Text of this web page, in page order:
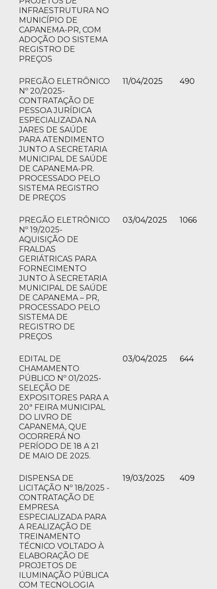
INFRAESTRUTURA NO
MUNICÍPIO DE
CAPANEMA-PR, COM
ADOÇÃO DO SISTEMA
REGISTRO DE
PREÇOS
PREGÃO ELETRÔNICO
Nº 20/2025-
CONTRATAÇÃO DE
PESSOA JURÍDICA
ESPECIALIZADA NA
JARES DE SAÚDE
PARA ATENDIMENTO
JUNTO A SECRETARIA
MUNICIPAL DE SAÚDE
DE CAPANEMA-PR.
PROCESSADO PELO
SISTEMA REGISTRO
DE PREÇOS
11/04/2025 490
PREGÃO ELETRÔNICO
Nº 19/2025-
AQUISIÇÃO DE
FRALDAS
GERIÁTRICAS PARA
FORNECIMENTO
JUNTO À SECRETARIA
MUNICIPAL DE SAÚDE
DE CAPANEMA – PR,
PROCESSADO PELO
SISTEMA DE
REGISTRO DE
PREÇOS
03/04/2025 1066
EDITAL DE
CHAMAMENTO
PÚBLICO Nº 01/2025-
SELEÇÃO DE
EXPOSITORES PARA A
20ª FEIRA MUNICIPAL
DO LIVRO DE
CAPANEMA, QUE
OCORRERÁ NO
PERÍODO DE 18 A 21
DE MAIO DE 2025.
03/04/2025 644
DISPENSA DE
LICITAÇÃO Nº 18/2025 -
CONTRATAÇÃO DE
EMPRESA
ESPECIALIZADA PARA
A REALIZAÇÃO DE
TREINAMENTO
TÉCNICO VOLTADO À
ELABORAÇÃO DE
PROJETOS DE
ILUMINAÇÃO PÚBLICA
COM TECNOLOGIA
19/03/2025 409